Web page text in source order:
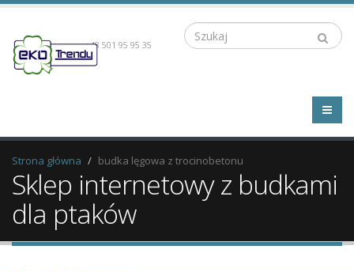
Szukaj
+48 501 95 95 35
Strona główna budka lęgowa z trocinobetonu
Sklep internetowy z budkami
dla ptaków